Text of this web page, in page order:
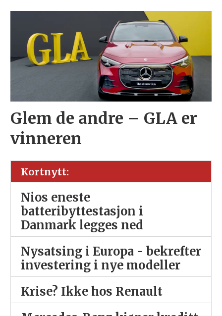
Glem de andre – GLA er
vinneren
Kortnytt:
Nios eneste
batteribyttestasjon i
Danmark legges ned
Nysatsing i Europa - bekrefter
investering i nye modeller
Krise? Ikke hos Renault